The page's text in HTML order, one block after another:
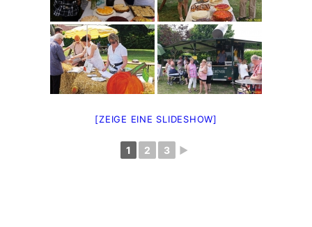
[ZEIGE EINE SLIDESHOW]
1 2 3 ►